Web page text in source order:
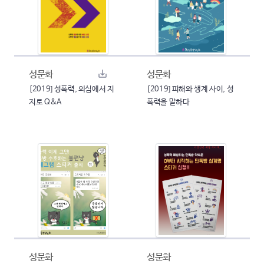
성문화
[2019] 성폭력, 의심에서 지
지로 Q&A
성문화
[2019] 피해와 생계 사이, 성
폭력을 말하다
성문화 성문화